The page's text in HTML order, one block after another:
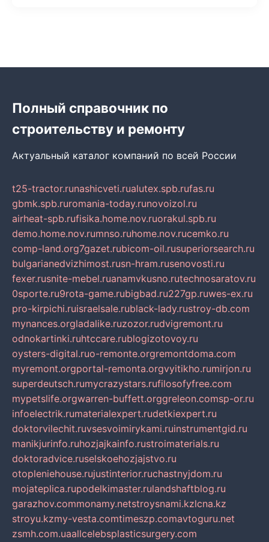
Полный справочник по
строительству и ремонту
Актуальный каталог компаний по всей России
t25-tractor.runashicveti.rualutex.spb.rufas.ru
gbmk.spb.ruromania-today.runovoizol.ru
airheat-spb.rufisika.home.nov.ruorakul.spb.ru
demo.home.nov.rumnso.ruhome.nov.rucemko.ru
comp-land.org7gazet.rubicom-oil.rusuperiorsearch.ru
bulgarianedvizhimost.rusn-hram.rusenovosti.ru
fexer.rusnite-mebel.ruanamvkusno.rutechnosaratov.ru
0sporte.ru9rota-game.rubigbad.ru227gp.ruwes-ex.ru
pro-kirpichi.ruisraelsale.rublack-lady.rustroy-db.com
mynances.orgladalike.ruzozor.rudvigremont.ru
odnokartinki.ruhtccare.rublogizotovoy.ru
oysters-digital.ruo-remonte.orgremontdoma.com
myremont.orgportal-remonta.orgvyitikho.rumirjon.ru
superdeutsch.rumycrazystars.rufilosofyfree.com
mypetslife.orgwarren-buffett.orggreleon.comsp-or.ru
infoelectrik.rumaterialexpert.rudetkiexpert.ru
doktorvilechit.ruvsesvoimirykami.ruinstrumentgid.ru
manikjurinfo.ruhozjajkainfo.rustroimaterials.ru
doktoradvice.ruselskoehozjajstvo.ru
otopleniehouse.rujustinterior.ruchastnyjdom.ru
mojateplica.rupodelkimaster.rulandshaftblog.ru
garazhov.commonamy.netstroysnami.kzlcna.kz
stroyu.kzmy-vesta.comtimeszp.comavtoguru.net
zsmh.com.uaallcelebsplasticsurgery.com